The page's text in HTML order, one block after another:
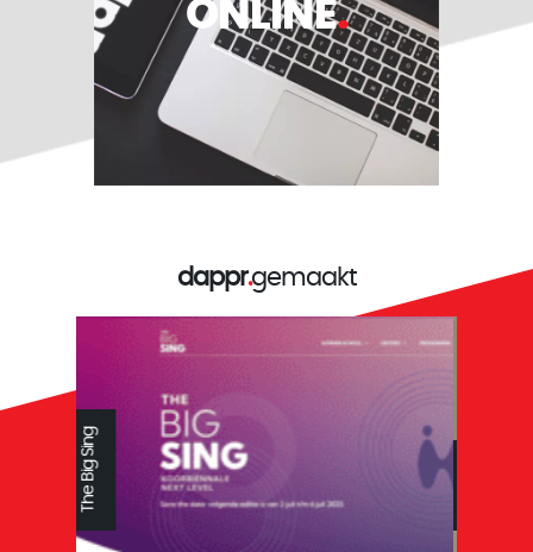
ONLINE.
dappr.gemaakt
ZoBaby